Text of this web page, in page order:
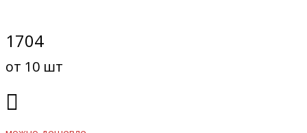
1704
от 10 шт